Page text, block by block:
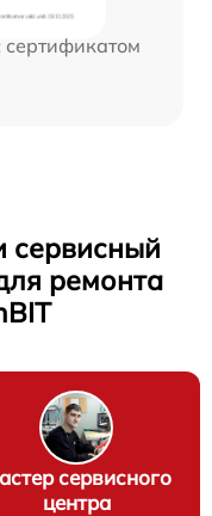
сервисный
ремонта
сервисного
центра